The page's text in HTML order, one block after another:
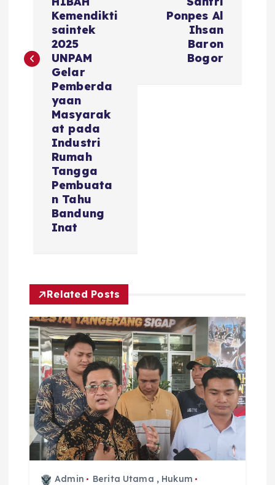
Kemendikti
saintek
2025
UNPAM
Gelar
Pemberda
yaan
Masyarak
at pada
Industri
Rumah
Tangga
Pembuata
n Tahu
Bandung
Inat
Ponpes Al
Ihsan
Baron
Bogor
Related Posts
Admin Berita Utama , Hukum